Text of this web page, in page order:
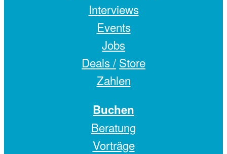
Interviews
Events
Jobs
Deals / Store
Zahlen
Buchen
Beratung
Vorträge